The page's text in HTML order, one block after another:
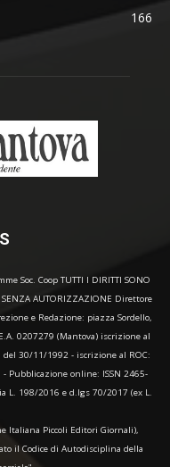
166
Soc. Coop TUTTI I DIRITTI SONO
SENZA AUTORIZZAZIONE Direttore
e Redazione: piazza Sordello,
0207279 (Mantova) iscrizione al
30/11/1992 - iscrizione al ROC:
Pubblicazione online: ISSN 2465-
L. 198/2016 e d.lgs 70/2017 (ex L.
Italiana Piccoli Editori Giornali),
il Codice di Autodisciplina della